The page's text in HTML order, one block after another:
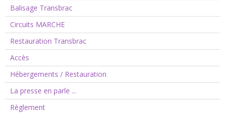
Balisage Transbrac
Circuits MARCHE
Restauration Transbrac
Accès
Hébergements / Restauration
La presse en parle ...
Règlement